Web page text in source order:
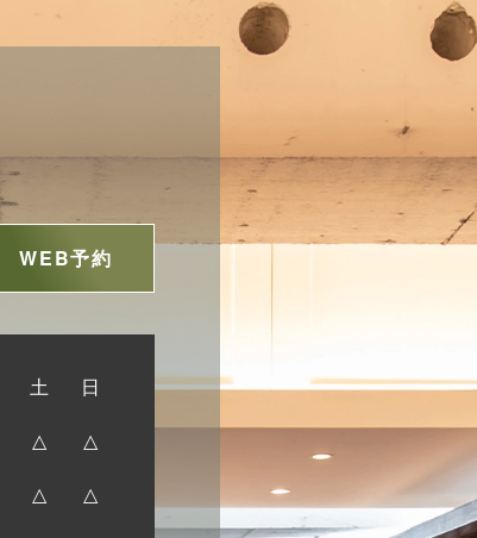
に大切なミネラル（カルシウム・リン）が豊富
きます。 さらに、酸性になった環
です。
（リカルデント）が酸性状態になりにくいお口
！
子供〜大人までおススメで
日のスペシャルケアとしてミネラルパック始めて
WEB予約
土
日
△
△
△ △